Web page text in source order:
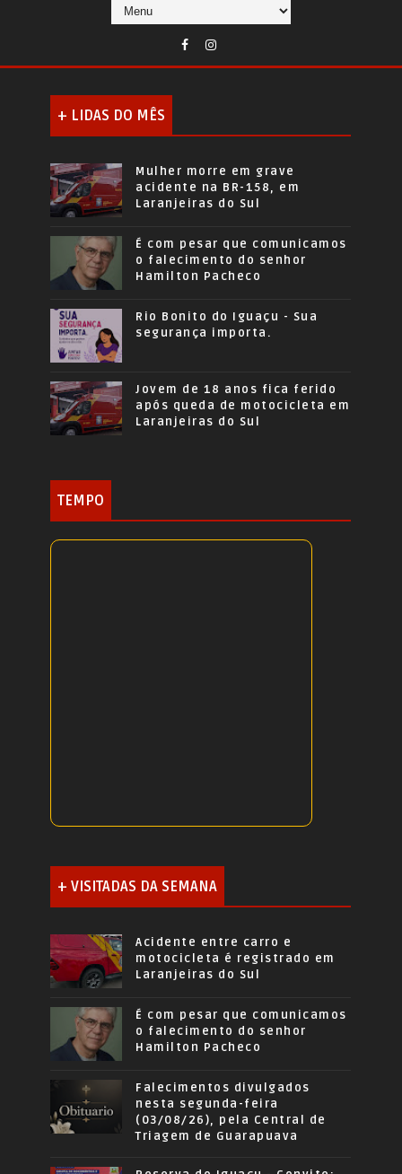
+ LIDAS DO MÊS
Mulher morre em grave
acidente na BR-158, em
Laranjeiras do Sul
É com pesar que comunicamos
o falecimento do senhor
Hamilton Pacheco
Rio Bonito do Iguaçu - Sua
segurança importa.
Jovem de 18 anos fica ferido
após queda de motocicleta em
Laranjeiras do Sul
TEMPO
+ VISITADAS DA SEMANA
Acidente entre carro e
motocicleta é registrado em
Laranjeiras do Sul
É com pesar que comunicamos
o falecimento do senhor
Hamilton Pacheco
Falecimentos divulgados
nesta segunda-feira
(03/08/26), pela Central de
Triagem de Guarapuava